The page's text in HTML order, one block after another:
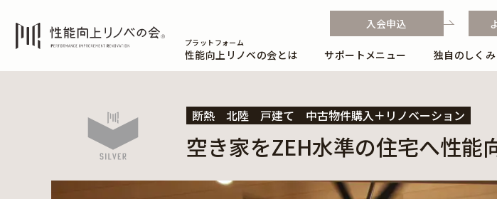
プラットフォーム
性能向上リノベの会とは サポートメニュー
独自のしく
独自のフロー
入会申込
断熱 北陸 戸建て 中古物件購入＋リノベーション
空き家をZEH水準の住宅へ性能